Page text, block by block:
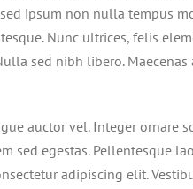
ipsum non nulla tempus
Nunc ultrices, felis
sed nibh libero.
auctor vel. Integer ornare
sed egestas. Pellentesque
adipiscing elit.